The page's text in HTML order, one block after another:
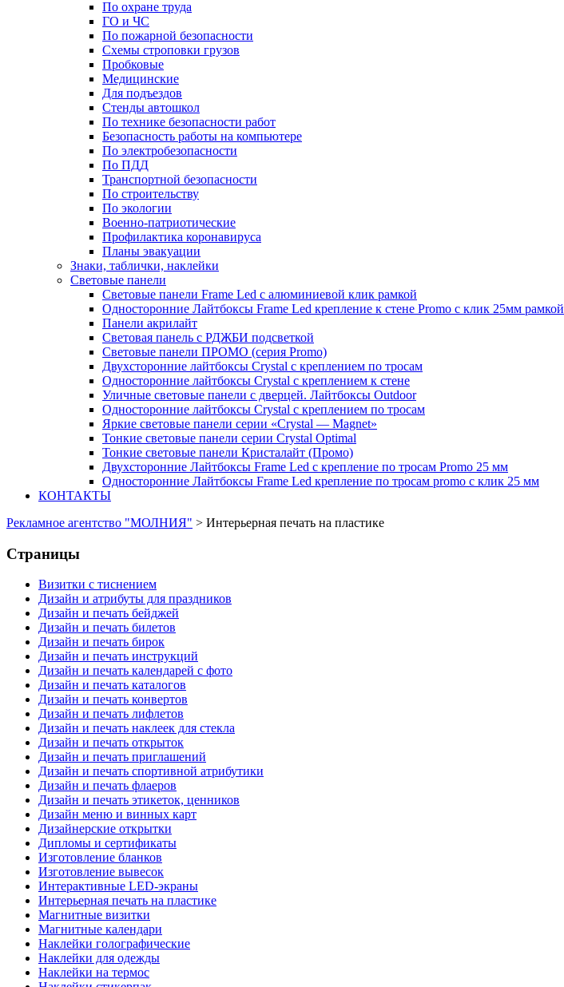
По охране труда
ГО и ЧС
По пожарной безопасности
Схемы строповки грузов
Пробковые
Медицинские
Для подъездов
Стенды автошкол
По технике безопасности работ
Безопасность работы на компьютере
По электробезопасности
По ПДД
Транспортной безопасности
По строительству
По экологии
Военно-патриотические
Профилактика коронавируса
Планы эвакуации
Знаки, таблички, наклейки
Световые панели
Световые панели Frame Led с алюминиевой клик рамкой
Односторонние Лайтбоксы Frame Led крепление к стене Promo с клик 25мм рамкой
Панели акрилайт
Световая панель с РДЖБИ подсветкой
Световые панели ПРОМО (серия Promo)
Двухсторонние лайтбоксы Crystal с креплением по тросам
Односторонние лайтбоксы Crystal с креплением к стене
Уличные световые панели с дверцей. Лайтбоксы Outdoor
Односторонние лайтбоксы Crystal с креплением по тросам
Яркие световые панели серии «Crystal — Magnet»
Тонкие световые панели серии Crystal Optimal
Тонкие световые панели Кристалайт (Промо)
Двухсторонние Лайтбоксы Frame Led с крепление по тросам Promo 25 мм
Односторонние Лайтбоксы Frame Led крепление по тросам promo с клик 25 мм
КОНТАКТЫ
Рекламное агентство "МОЛНИЯ" > Интерьерная печать на пластике
Страницы
Визитки с тиснением
Дизайн и атрибуты для праздников
Дизайн и печать бейджей
Дизайн и печать билетов
Дизайн и печать бирок
Дизайн и печать инструкций
Дизайн и печать календарей с фото
Дизайн и печать каталогов
Дизайн и печать конвертов
Дизайн и печать лифлетов
Дизайн и печать наклеек для стекла
Дизайн и печать открыток
Дизайн и печать приглашений
Дизайн и печать спортивной атрибутики
Дизайн и печать флаеров
Дизайн и печать этикеток, ценников
Дизайн меню и винных карт
Дизайнерские открытки
Дипломы и сертификаты
Изготовление бланков
Изготовление вывесок
Интерактивные LED-экраны
Интерьерная печать на пластике
Магнитные визитки
Магнитные календари
Наклейки голографические
Наклейки для одежды
Наклейки на термос